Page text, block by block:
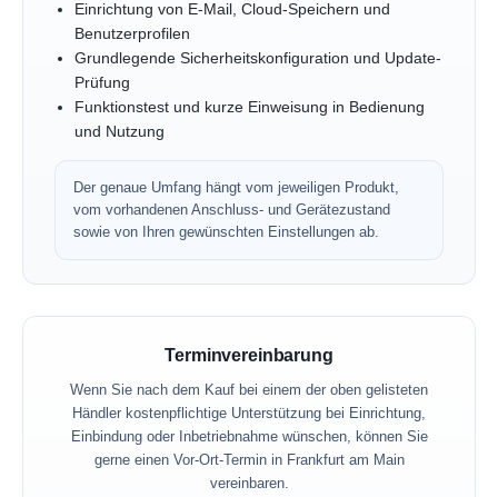
Einrichtung von E-Mail, Cloud-Speichern und
Benutzerprofilen
Grundlegende Sicherheitskonfiguration und Update-
Prüfung
Funktionstest und kurze Einweisung in Bedienung
und Nutzung
Der genaue Umfang hängt vom jeweiligen Produkt,
vom vorhandenen Anschluss- und Gerätezustand
sowie von Ihren gewünschten Einstellungen ab.
Terminvereinbarung
Wenn Sie nach dem Kauf bei einem der oben gelisteten
Händler kostenpflichtige Unterstützung bei Einrichtung,
Einbindung oder Inbetriebnahme wünschen, können Sie
gerne einen Vor-Ort-Termin in Frankfurt am Main
vereinbaren.